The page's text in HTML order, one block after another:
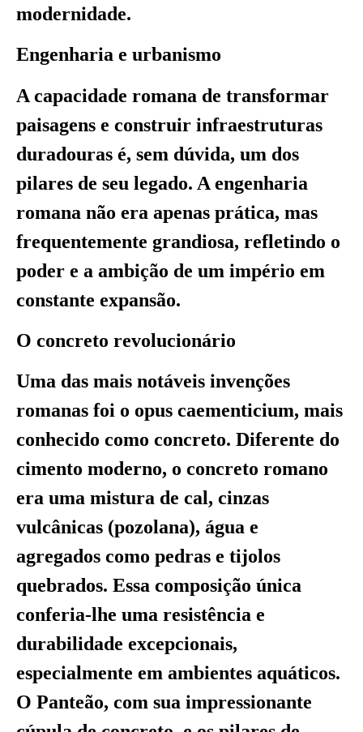
modernidade.
Engenharia e urbanismo
A capacidade romana de transformar
paisagens e construir infraestruturas
duradouras é, sem dúvida, um dos
pilares de seu legado. A engenharia
romana não era apenas prática, mas
frequentemente grandiosa, refletindo o
poder e a ambição de um império em
constante expansão.
O concreto revolucionário
Uma das mais notáveis invenções
romanas foi o opus caementicium, mais
conhecido como concreto. Diferente do
cimento moderno, o concreto romano
era uma mistura de cal, cinzas
vulcânicas (pozolana), água e
agregados como pedras e tijolos
quebrados. Essa composição única
conferia-lhe uma resistência e
durabilidade excepcionais,
especialmente em ambientes aquáticos.
O Panteão, com sua impressionante